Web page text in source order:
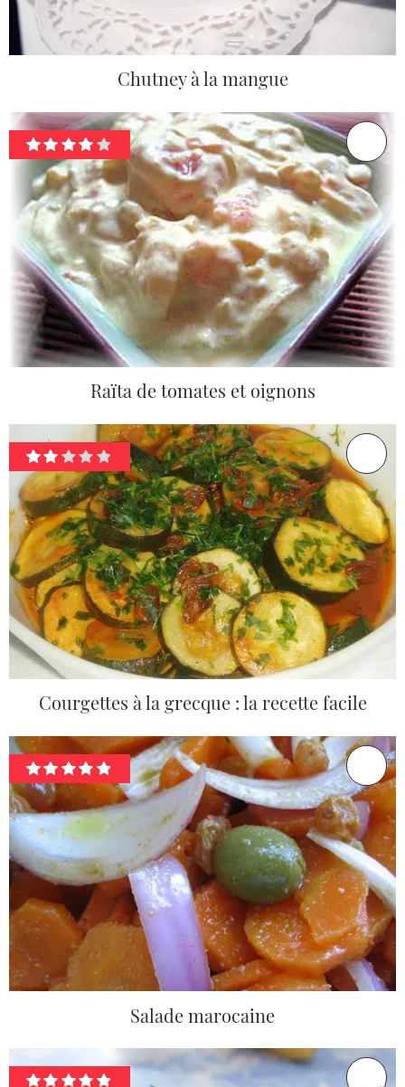
Chutney à la mangue
Raïta de tomates et oignons
Courgettes à la grecque : la recette facile
Salade marocaine